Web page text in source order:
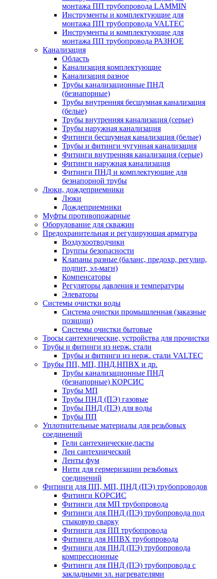
монтажа ПП трубопровода LAMMIN
Инструменты и комплектующие для
монтажа ПП трубопровода VALTEC
Инструменты и комплектующие для
монтажа ПП трубопровода РАЗНОЕ
Канализация
Область
Канализация комплектующие
Канализация разное
Трубы канализационные ПНД
(безнапорные)
Трубы внутренняя бесшумная канализация
(белые)
Трубы внутренняя канализация (серые)
Трубы наружная канализация
Фитинги бесшумная канализация (белые)
Трубы и фитинги чугунная канализация
Фитинги внутренняя канализация (серые)
Фитинги наружная канализация
Фитинги ПНД и комплектующие для
безнапорной трубы
Люки, дождеприемники
Люки
Дождеприемники
Муфты противопожарные
Оборудование для скважин
Предохранительная и регулирующая арматура
Воздухоотводчики
Группы безопасности
Клапаны разные (баланс, предохр, регулир,
подпит, эл-магн)
Компенсаторы
Регуляторы давления и температуры
Элеваторы
Системы очистки воды
Система очистки промышленная (заказные
позиции)
Системы очистки бытовые
Тросы сантехнические, устройства для прочистки
Трубы и фитинги из нерж. стали
Трубы и фитинги из нерж. стали VALTEC
Трубы ПП, МП, ПНД,НПВХ и др.
Трубы канализационные ПНД
(безнапорные) КОРСИС
Трубы МП
Трубы ПНД (ПЭ) газовые
Трубы ПНД (ПЭ) для воды
Трубы ПП
Уплотнительные материалы для резьбовых
соединений
Гели сантехнические,пасты
Лен сантехнический
Ленты фум
Нити для гермеризации резьбовых
соединений
Фитинги для ПП, МП, ПНД (ПЭ) трубопроводов
Фитинги КОРСИС
Фитинги для МП трубопровода
Фитинги для ПНД (ПЭ) трубопровода под
стыковую сварку
Фитинги для ПП трубопровода
Фитинги для НПВХ трубопровода
Фитинги для ПНД (ПЭ) трубопровода
компрессионные
Фитинги для ПНД (ПЭ) трубопровода с
закладными эл. нагревателями